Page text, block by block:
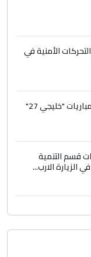
الأمنية في
الاتحاد الخليجي يعلن جدول مباريات "خليجي 27"
قسم التنمية
الزيارة الارب...